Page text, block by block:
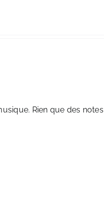
Rien que des notes